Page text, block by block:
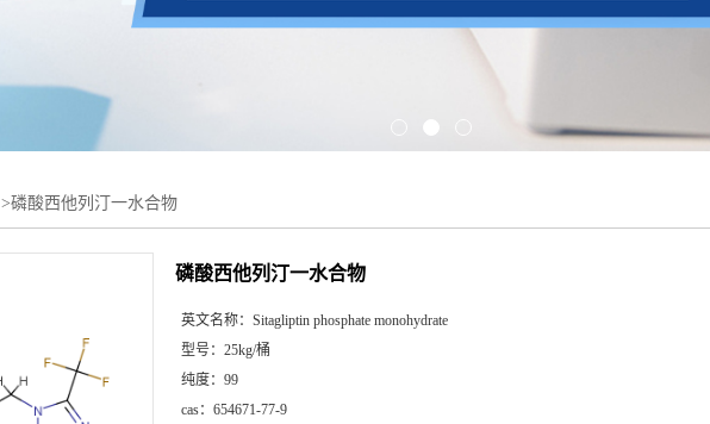
>磷酸西他列汀一水合物
磷酸西他列汀一水合物
英文名称： Sitagliptin phosphate monohydrate
型号： 25kg/桶
纯度： 99
cas： 654671-77-9